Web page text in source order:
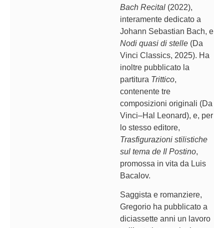
Bach Recital (2022),
interamente dedicato a
Johann Sebastian Bach, e
Nodi quasi di stelle (Da
Vinci Classics, 2025). Ha
inoltre pubblicato la
partitura Trittico,
contenente tre
composizioni originali (Da
Vinci–Hal Leonard), e, per
lo stesso editore,
Trasfigurazioni stilistiche
sul tema de Il Postino,
promossa in vita da Luis
Bacalov.
Saggista e romanziere,
Gregorio ha pubblicato a
diciassette anni un lavoro